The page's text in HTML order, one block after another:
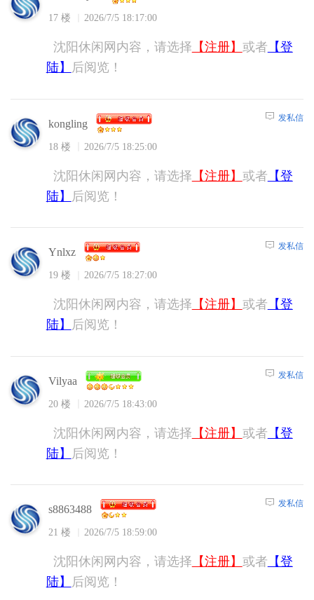
17 楼 2026/7/5 18:17:00
沈阳休闲网内容，请选择 【注册】 或者 【登
陆】
后阅览！
kongling
18 楼 2026/7/5 18:25:00
发私信
沈阳休闲网内容，请选择 【注册】 或者 【登
陆】
后阅览！
Ynlxz
19 楼 2026/7/5 18:27:00
发私信
沈阳休闲网内容，请选择 【注册】 或者 【登
陆】
后阅览！
Vilyaa
20 楼 2026/7/5 18:43:00
发私信
沈阳休闲网内容，请选择 【注册】 或者 【登
陆】
后阅览！
s8863488
21 楼 2026/7/5 18:59:00
发私信
沈阳休闲网内容，请选择 【注册】 或者 【登
陆】
后阅览！